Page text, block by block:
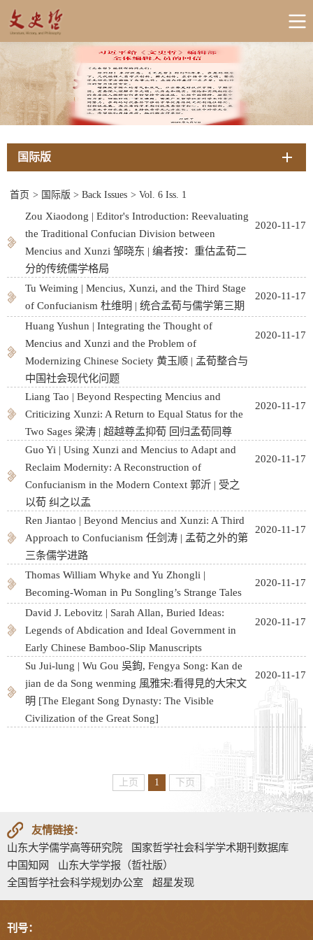
国际版
首页 > 国际版 > Back Issues > Vol. 6 Iss. 1
Zou Xiaodong | Editor's Introduction: Reevaluating
the Traditional Confucian Division between
Mencius and Xunzi 邹晓东 | 编者按：重估孟荀二
分的传统儒学格局
2020-11-17
Tu Weiming | Mencius, Xunzi, and the Third Stage
of Confucianism 杜维明 | 统合孟荀与儒学第三期
2020-11-17
Huang Yushun | Integrating the Thought of
Mencius and Xunzi and the Problem of
Modernizing Chinese Society 黄玉顺 | 孟荀整合与
中国社会现代化问题
2020-11-17
Liang Tao | Beyond Respecting Mencius and
Criticizing Xunzi: A Return to Equal Status for the
Two Sages 梁涛 | 超越尊孟抑荀 回归孟荀同尊
2020-11-17
Guo Yi | Using Xunzi and Mencius to Adapt and
Reclaim Modernity: A Reconstruction of
Confucianism in the Modern Context 郭沂 | 受之
以荀 纠之以孟
2020-11-17
Ren Jiantao | Beyond Mencius and Xunzi: A Third
Approach to Confucianism 任剑涛 | 孟荀之外的第
三条儒学进路
2020-11-17
Thomas William Whyke and Yu Zhongli |
Becoming-Woman in Pu Songling’s Strange Tales
2020-11-17
David J. Lebovitz | Sarah Allan, Buried Ideas:
Legends of Abdication and Ideal Government in
Early Chinese Bamboo-Slip Manuscripts
2020-11-17
Su Jui-lung | Wu Gou 吳鉤, Fengya Song: Kan de
jian de da Song wenming 風雅宋:看得見的大宋文
明 [The Elegant Song Dynasty: The Visible
Civilization of the Great Song]
2020-11-17
上页 1 下页
友情链接：
山东大学儒学高等研究院
国家哲学社会科学学术期刊数据库
中国知网
山东大学学报（哲社版）
全国哲学社会科学规划办公室
超星发现
刊号：